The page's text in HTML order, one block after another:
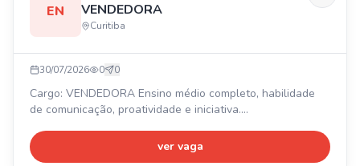
EN VENDEDORA
Curitiba
30/07/2026 0 0
Cargo: VENDEDORA Ensino médio completo, habilidade
de comunicação, proatividade e iniciativa.
Colombo 📍. Benefícios: Bonificação, Comissionamento,
Plano de Saúde, Plano Odontológico 💰. Envie seu
ver vaga